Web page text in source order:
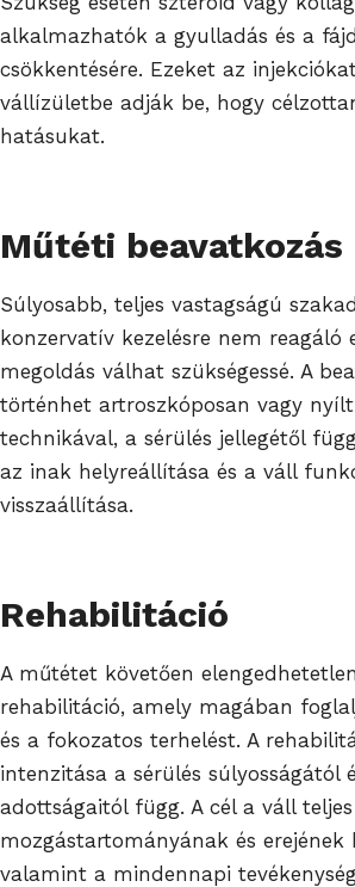
alkalmazhatók a gyulladás és a
csökkentésére. Ezeket az
vállízületbe adják be, hogy
hatásukat.
Műtéti beavatkozás
Súlyosabb, teljes vastagságú
konzervatív kezelésre nem reagáló
megoldás válhat szükségessé. A
történhet artroszkóposan vagy
technikával, a sérülés jellegétől
az inak helyreállítása és a váll
visszaállítása.
Rehabilitáció
A műtétet követően
rehabilitáció, amely magában
és a fokozatos terhelést. A
intenzitása a sérülés súlyosságától
adottságaitól függ. A cél a váll teljes
mozgástartományának és erejének
valamint a mindennapi